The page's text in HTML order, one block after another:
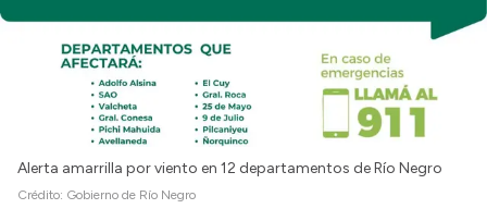
Alerta amarrilla por viento en 12 departamentos de Río Negro
Crédito: Gobierno de Río Negro